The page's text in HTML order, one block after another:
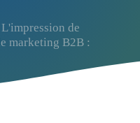
de
marketing B2B :